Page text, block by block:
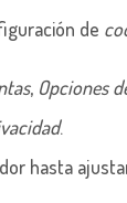
de
, Opciones
.
hasta